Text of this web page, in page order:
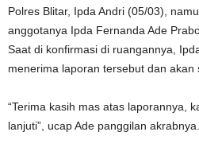
Polres Blitar, Ipda Andri (05/03),
anggotanya Ipda Fernanda Ade
Saat di konfirmasi di ruangannya,
menerima laporan tersebut dan akan
“Terima kasih mas atas laporannya,
lanjuti”, ucap Ade panggilan akrabnya.